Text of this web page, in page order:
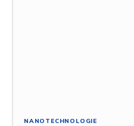
NANOTECHNOLOGIE